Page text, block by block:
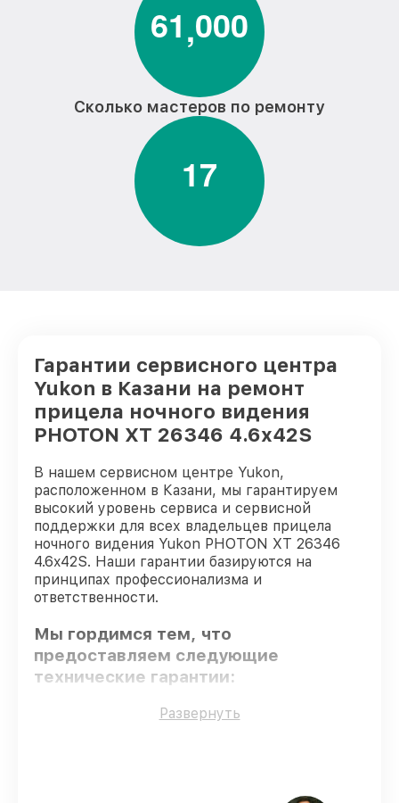
61,000
Сколько мастеров по ремонту
17
Гарантии сервисного центра
Yukon в Казани на ремонт
прицела ночного видения
PHOTON XT 26346 4.6x42S
В нашем сервисном центре Yukon,
расположенном в Казани, мы гарантируем
высокий уровень сервиса и сервисной
поддержки для всех владельцев прицела
ночного видения Yukon PHOTON XT 26346
4.6x42S. Наши гарантии базируются на
принципах профессионализма и
ответственности.
Мы гордимся тем, что
предоставляем следующие
технические гарантии:
специалисты с опытом и сертификацией.
Развернуть